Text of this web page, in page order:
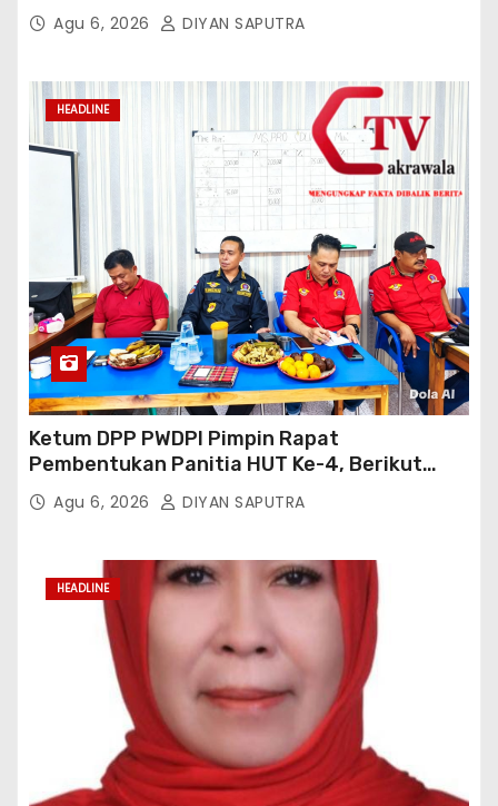
Agu 6, 2026 DIYAN SAPUTRA
HEADLINE
Ketum DPP PWDPI Pimpin Rapat
Pembentukan Panitia HUT Ke-4, Berikut
Susunan Dan Rangkaian Kegiatannya
Agu 6, 2026 DIYAN SAPUTRA
HEADLINE